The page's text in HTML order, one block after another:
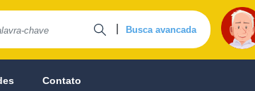
Busca avancada
Contato